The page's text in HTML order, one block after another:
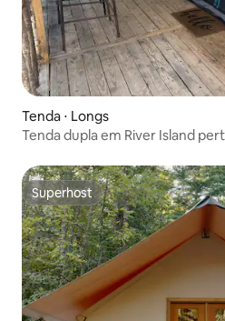
Tenda ⋅ Longs
Tenda dupla em River Island
Superhost
Superhost